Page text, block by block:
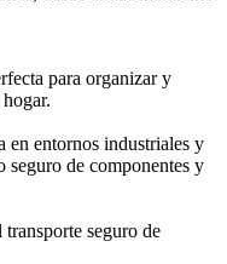
para organizar y
en entornos industriales y
seguro de componentes y
transporte seguro de